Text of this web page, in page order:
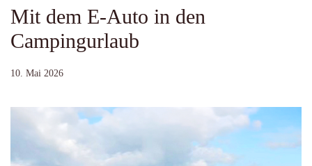
Mit dem E-Auto in den
Campingurlaub
10. Mai 2026